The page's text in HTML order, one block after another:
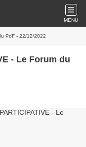
MENU
PdF - 22/12/2022
- Le Forum du